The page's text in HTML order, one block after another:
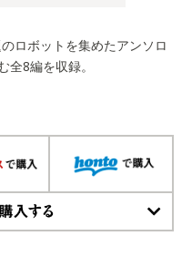
ロボットを集めたアンソロ
全8編を収録。